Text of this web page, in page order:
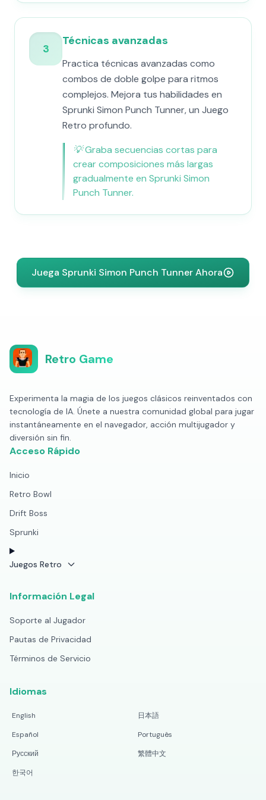
3
Técnicas avanzadas
Practica técnicas avanzadas como
combos de doble golpe para ritmos
complejos. Mejora tus habilidades en
Sprunki Simon Punch Tunner, un Juego
Retro profundo.
💡Graba secuencias cortas para
crear composiciones más largas
gradualmente en Sprunki Simon
Punch Tunner.
Juega Sprunki Simon Punch Tunner Ahora
Retro Game
Experimenta la magia de los juegos clásicos reinventados con
tecnología de IA. Únete a nuestra comunidad global para jugar
instantáneamente en el navegador, acción multijugador y
diversión sin fin.
Acceso Rápido
Inicio
Retro Bowl
Drift Boss
Sprunki
Juegos Retro
Información Legal
Soporte al Jugador
Pautas de Privacidad
Términos de Servicio
Idiomas
English
日本語
Español
Português
Русский
繁體中文
한국어